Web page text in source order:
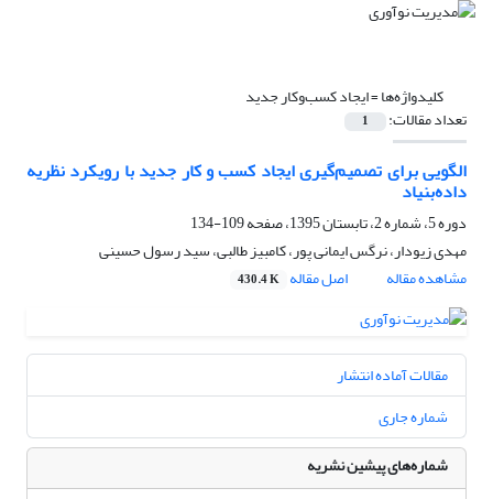
کلیدواژه‌ها =ایجاد کسب‌وکار جدید
تعداد مقالات: 1
الگویی برای تصمیم‌گیری ایجاد کسب و کار جدید با رویکرد نظریه
داده‌بنیاد
دوره 5، شماره 2، تابستان 1395، صفحه
109-134
مهدی زیودار، نرگس ایمانی پور، کامبیز طالبی، سید رسول حسینی
مشاهده مقاله
اصل مقاله 430.4 K
مقالات آماده انتشار
شماره جاری
شماره‌های پیشین نشریه